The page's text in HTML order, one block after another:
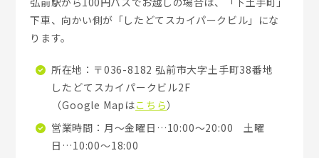
下車、向かい側が「したどてスカイパークビル」にな
ります。
所在地：〒036-8182 弘前市大字土手町38番地
したどてスカイパークビル2F
（Google Mapはこちら）
営業時間：月～金曜日…10:00～20:00 土曜
日…10:00～18:00